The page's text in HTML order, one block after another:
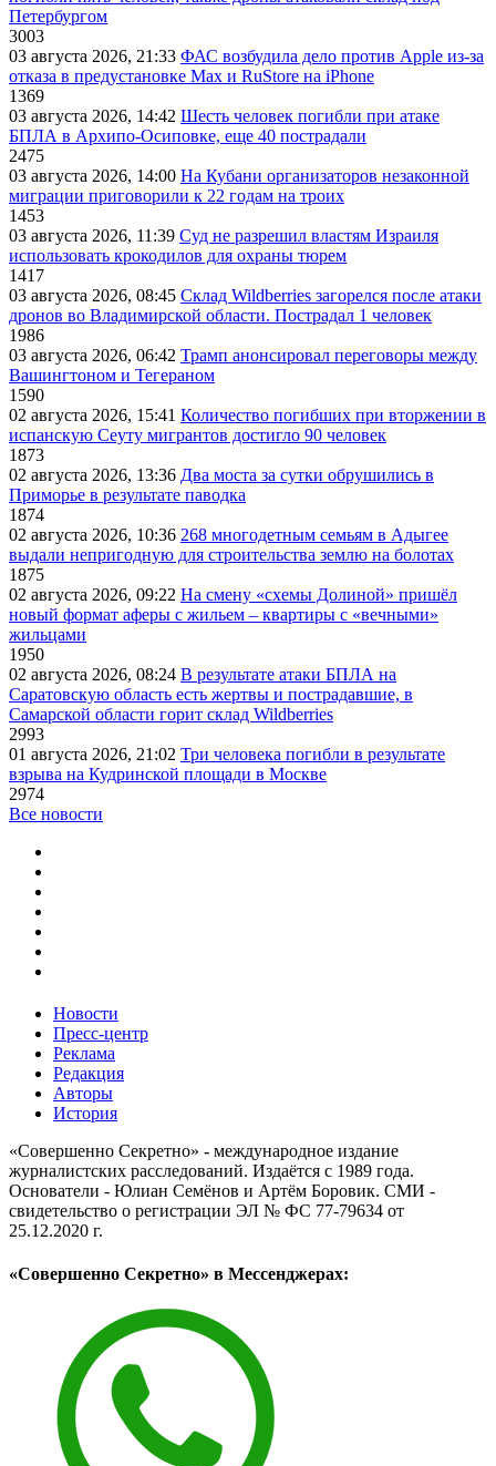
Петербургом
3003
03 августа 2026, 21:33 ФАС возбудила дело против Apple из-за
отказа в предустановке Max и RuStore на iPhone
1369
03 августа 2026, 14:42 Шесть человек погибли при атаке
БПЛА в Архипо-Осиповке, еще 40 пострадали
2475
03 августа 2026, 14:00 На Кубани организаторов незаконной
миграции приговорили к 22 годам на троих
1453
03 августа 2026, 11:39 Суд не разрешил властям Израиля
использовать крокодилов для охраны тюрем
1417
03 августа 2026, 08:45 Склад Wildberries загорелся после атаки
дронов во Владимирской области. Пострадал 1 человек
1986
03 августа 2026, 06:42 Трамп анонсировал переговоры между
Вашингтоном и Тегераном
1590
02 августа 2026, 15:41 Количество погибших при вторжении в
испанскую Сеуту мигрантов достигло 90 человек
1873
02 августа 2026, 13:36 Два моста за сутки обрушились в
Приморье в результате паводка
1874
02 августа 2026, 10:36 268 многодетным семьям в Адыгее
выдали непригодную для строительства землю на болотах
1875
02 августа 2026, 09:22 На смену «схемы Долиной» пришёл
новый формат аферы с жильем – квартиры с «вечными»
жильцами
1950
02 августа 2026, 08:24 В результате атаки БПЛА на
Саратовскую область есть жертвы и пострадавшие, в
Самарской области горит склад Wildberries
2993
01 августа 2026, 21:02 Три человека погибли в результате
взрыва на Кудринской площади в Москве
2974
Все новости
Новости
Пресс-центр
Реклама
Редакция
Авторы
История
«Совершенно Секретно» - международное издание
журналистских расследований. Издаётся с 1989 года.
Основатели - Юлиан Семёнов и Артём Боровик. CМИ -
свидетельство о регистрации ЭЛ № ФС 77-79634 от
25.12.2020 г.
«Совершенно Секретно» в Мессенджерах: